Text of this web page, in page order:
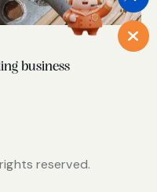
business
reserved.